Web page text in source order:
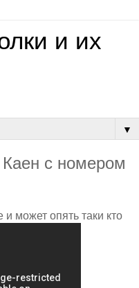
и их
▼
с номером
может опять таки кто